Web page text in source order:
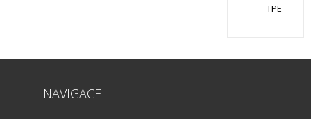
TPE
NAVIGACE